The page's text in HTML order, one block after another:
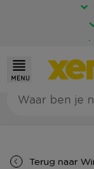
MENU
Terug naar